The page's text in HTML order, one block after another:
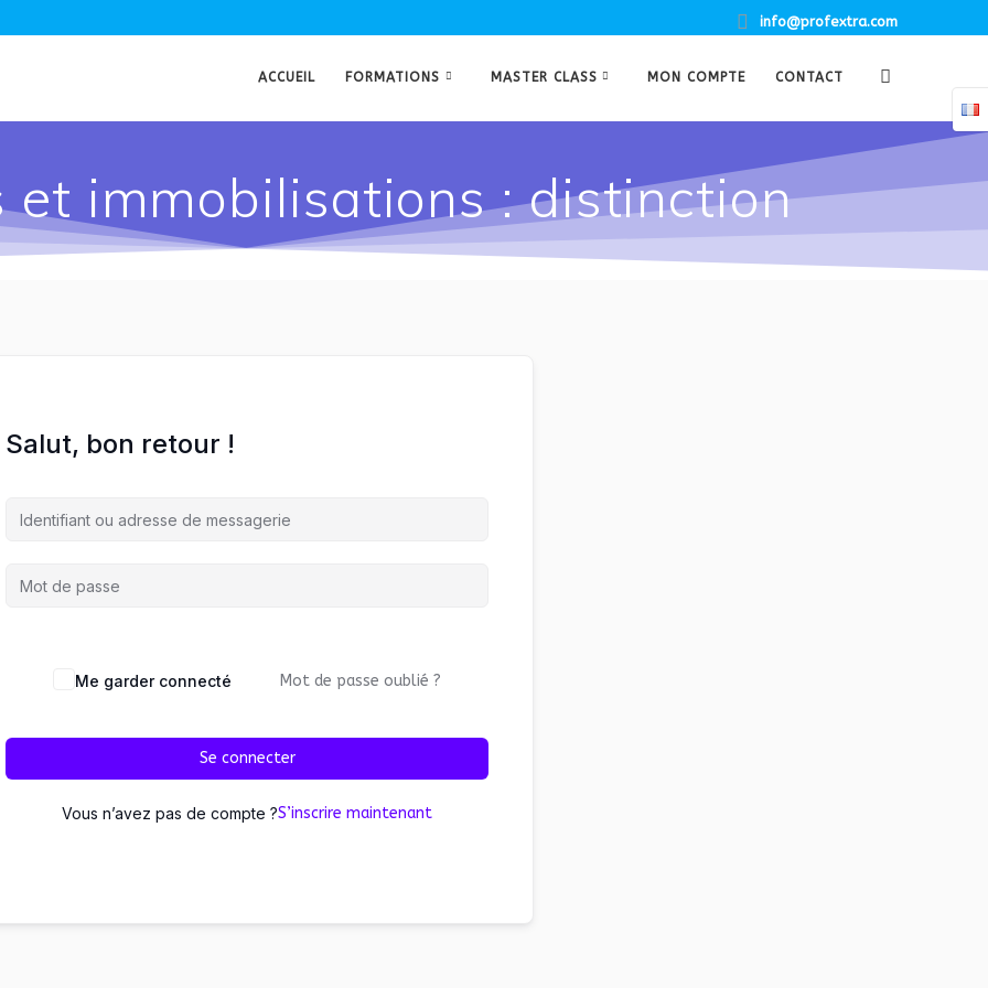
info@profextra.com
ACCUEIL FORMATIONS MASTER CLASS MON COMPTE CONTACT
et immobilisations : distinction
Salut, bon retour !
Me garder connecté Mot de passe oublié ?
Se connecter
Vous n’avez pas de compte ?S’inscrire maintenant